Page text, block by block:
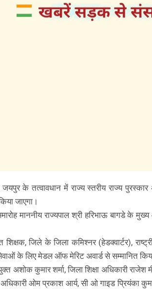
के तत्वावधान में राज्य स्तरीय राज्य पुरस्कार
जाएगा।
माननीय राज्यपाल श्री हरिभाऊ बागडे के
जिले के जिला कमिश्नर (हेडक्वार्टर),
के लिए मेडल ऑफ मेरिट अवार्ड से सम्मानित
अशोक कुमार शर्मा, जिला शिक्षा अधिकारी राजेश
ओम प्रकाश आर्य, सी ओ गाइड प्रियंका